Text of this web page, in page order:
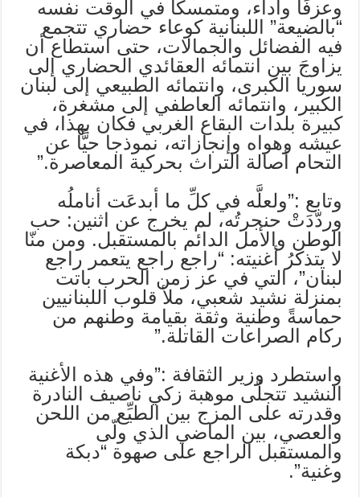
وعزفًا وأداء، ومتمسكًا في الوقت نفسه
“بالضيعة” اللبنانية كوعاء حضاري تتجمع
فيه الفضائل والجمالات، حتى استطاع أن
يزاوجَ بين انتمائه العقائدي الحضاري إلى
سوريا الكبرى، وانتمائه الطبيعي إلى لبنان
الكبير، وانتمائه العاطفي إلى مشغرة،
كبيرة بلدات البقاع الغربي فكان بهذا، في
عيشه وهواه وإنجازاته، نموذجا حيًّا عن
التحام أصالة التراث بحركية المعاصرة.”
وتابع :”ولعلَّه في كلِّ ما أبدعَت أناملُه
وردّدَتْ حنجرتُه، لم يخرج عن اثنين: حب
الوطن والأمل الدائم بالمستقبل. ومن منّا
لا يتذكرُ أغنيته: “راجع راجع يتعمر راجع
لبنان”، التي في عز زمن الحرب باتت
بمنزلة نشيد شعبي، ملأ قلوب اللبنانيين
حماسةً وطنية وثقة بقيامة وطنهم من
ركام الصراعات القاتلة.”
واستطرد وزير الثقافة :”وفي هذه الأغنية
النشيد تتجلّى موهبة زكي ناصيف النادرة
وقدرته على المزج بين الطيِّع من اللحن
والعصي، بين الماضي الذي ولّى
والمستقبل الراجع على صهوة “دبكة
وغنية”.